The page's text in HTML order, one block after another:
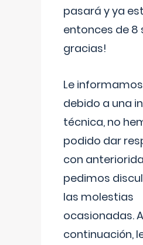
pasará y ya
entonces de 8
gracias!
Le
debido a una
técnica, no
podido dar
con
pedimos
las molestias
ocasionadas. A
continuación,